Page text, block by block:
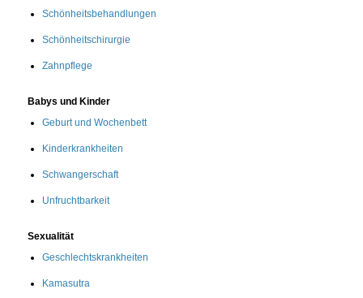
Schönheitsbehandlungen
Schönheitschirurgie
Zahnpflege
Babys und Kinder
Geburt und Wochenbett
Kinderkrankheiten
Schwangerschaft
Unfruchtbarkeit
Sexualität
Geschlechtskrankheiten
Kamasutra